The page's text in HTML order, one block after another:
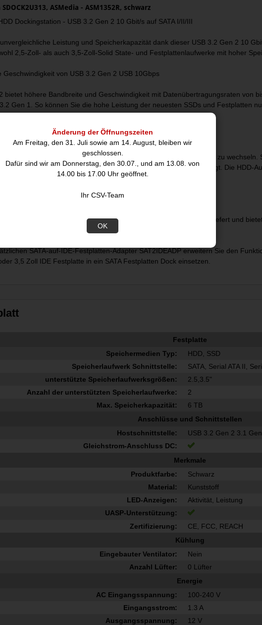
Änderung der Öffnungszeiten
Am Freitag, den 31. Juli sowie am 14. August, bleiben wir
geschlossen.
Dafür sind wir am Donnerstag, den 30.07., und am 13.08. von
14.00 bis 17.00 Uhr geöffnet.
Ihr CSV-Team
OK
ASMedia - ASM1352R, schwarz
Dockingstation - USB 3.2 Gen 2 10 Gbit/s auf SATA I/II/III
Leistung und Speicherkapazität dank dieser USB 3.2 Gen 2 10
2,5-Zoll- als auch 3,5-Zoll-Solid State- und Festplattenlaufwerke mit hoher
Geschwindigkeit von USB 3.2 Gen 2 USB 10Gbps
bietet höhere Bandbreite und Geschwindigkeit mit Datenübertragungsraten von
Gen 1. So können Sie die hohe Leistung der neuesten SSDs und Festplatten
von oben für einfachen Laufwerkszugriff
Laufwerke für Desktopcomputer oder Laptops zu docken und zu
von oben. Werkzeuge oder Einschübe werden nicht benötigt. Die HDD-
für zwei Laufwerke wird mit einem USB Type-A-auf-B-Kabel geliefert und
Geräten. Sie unterstützt auch UASP für höhere Leistung.
SATA-auf-IDE-Festplatten-Adapter SAT2IDEADP erweitern Sie den
3,5 Zoll IDE Festplatte in ein SATA Festplatten Dock einsetzen.
Festplatte
Speichermedien Typ:
HDD, SSD
Speicherlaufwerk Schnittstelle:
SATA, Serial ATA II,
unterstützte Speicherlaufwerksgrößen:
2.5,3.5"
Anzahl der unterstützten Speicherlaufwerke:
2
Max. Speicherkapazität:
6 TB
Anschlüsse und Schnittstellen
Hostschnittstelle:
USB 3.2 Gen 2 3.1
Gleichstrom-Anschluss DC:
Merkmale
Produktfarbe:
Schwarz
Material:
Kunststoff
LED-Anzeigen:
Aktivität, Leistung
UASP-Unterstützung:
Zertifizierung:
CE, FCC, REACH
Kühlung
Eingebauter Ventilator:
Nein
Anzahl Lüfter:
0 Lüfter
Energie
AC Eingangsspannung:
100-240 V
Eingangsstrom:
1.3 A
Ausgangsspannung:
12 V